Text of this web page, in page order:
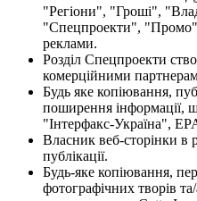
"Регіони", "Гроші",
"Спецпроекти", "Промо"
реклами.
Розділ Спецпроекти
комерційними
Будь яке копіювання,
поширення інформації,
"Інтерфакс-Україна",
Власник веб-сторінки в
публікації.
Будь-яке копіювання,
фотографічних творів